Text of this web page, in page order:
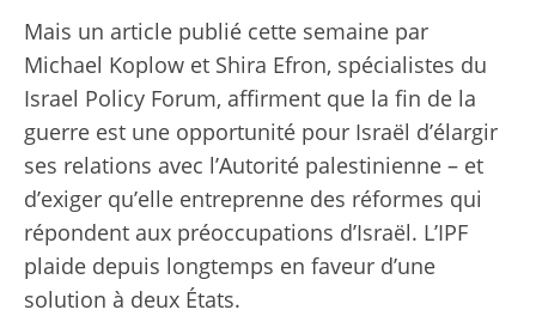
Mais un article publié cette semaine par
Michael Koplow et Shira Efron, spécialistes du
Israel Policy Forum, affirment que la fin de la
guerre est une opportunité pour Israël d’élargir
ses relations avec l’Autorité palestinienne – et
d’exiger qu’elle entreprenne des réformes qui
répondent aux préoccupations d’Israël. L’IPF
plaide depuis longtemps en faveur d’une
solution à deux États.